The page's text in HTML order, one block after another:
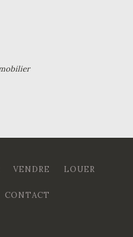
VENDRE LOUER
CONTACT